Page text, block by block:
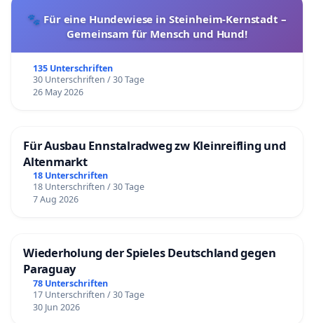
🐾 Für eine Hundewiese in Steinheim-Kernstadt –
Gemeinsam für Mensch und Hund!
135 Unterschriften
30 Unterschriften / 30 Tage
26 May 2026
Für Ausbau Ennstalradweg zw Kleinreifling und
Altenmarkt
18 Unterschriften
18 Unterschriften / 30 Tage
7 Aug 2026
Wiederholung der Spieles Deutschland gegen
Paraguay
78 Unterschriften
17 Unterschriften / 30 Tage
30 Jun 2026